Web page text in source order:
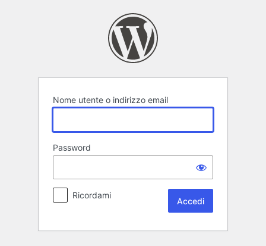
Nome utente o indirizzo email
Password
Ricordami